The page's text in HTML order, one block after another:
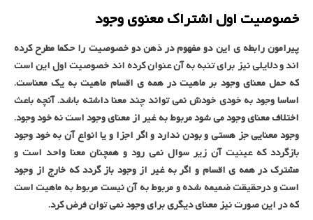
خصوصیت اول اشتراک معنوی وجود
پیرامون رابطه ی این دو مفهوم در ذهن دو خصوصیت را حکما مطرح کرده
اند و دلایلی نیز برای تنبه به آن عنوان کرده اند خصوصیت اول این است
که حمل معنای وجود بر ماهیت در همه ی اقسام ماهیت به یک معناست.
اساسا وجود به خودی خودش نمی تواند چند معنا داشته باشد. آنچه باعث
اختلاف معنای وجود می شود مربوط به غیر از معنای وجود است نه خود وجود.
وجود معنایی جز هستی و بودن ندارد و اگر اجزا و یا انواع آن به خود وجود
بازگردد که عینیت آن زیر سوال نمی رود و همچنان معنا واحد است و
مشترک در همه ی اقسام و اگر به غیر از وجود باز گردد که خارج از وجود
است و درحقیقت ضمیمه شده و مربوط به آن نیست مربوط به ماهیت است
که در این صورت نیز معنای دیگری برای وجود نمی توان فرض کرد.